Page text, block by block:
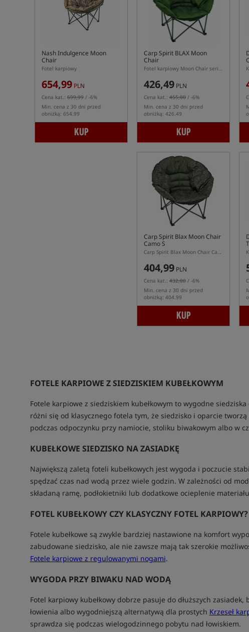
Nash Indulgence Moon
Chair
Fotel karpiowy
654,99 PLN
Cena kat.: 699,99 / -6%
Min. cena z 30 dni przed
obniżką: 654.99
KUP
Carp Spirit BLAX Moon
Chair
Fotel karpiowy Moon Chair serii BLAX
426,49 PLN
Cena kat.: 455,00 / -6%
Min. cena z 30 dni przed
obniżką: 426.49
KUP
Carp Spirit Blax Moon Chair
Camo S
Carp Spirit Blax Moon Chair Camo S – składany fotel karpiowy z torbą transportową
404,99 PLN
Cena kat.: 432,00 / -6%
Min. cena z 30 dni przed
obniżką: 404.99
KUP
FOTELE KARPIOWE Z SIEDZISKIEM KUBEŁKOWYM
Fotele karpiowe z siedziskiem kubełkowym to wygodne
różni się od klasycznego fotela tym, że siedzisko i oparcie
podczas odpoczynku przy namiocie, stoliku biwakowym albo w
KUBEŁKOWE SIEDZISKO NA ZASIADKĘ
Największą zaletą foteli kubełkowych jest wygoda i poczucie
spędzać czas nad wodą przez wiele godzin. W zależności od
składaną ramę, podłokietniki lub dodatkowe ocieplenie
FOTEL KUBEŁKOWY CZY KLASYCZNY FOTEL KARPIOWY?
Fotele kubełkowe są zwykle bardziej nastawione na komfort
zabudowane siedzisko, ale nie zawsze mają tak szerokie
Fotele karpiowe z regulowanymi nogami.
WYGODA PRZY BIWAKU NAD WODĄ
Fotel karpiowy kubełkowy dobrze pasuje do dłuższych
łowienia albo wygodniejszą alternatywą dla prostych Krzeseł
sprawdza się podczas wielogodzinnego pobytu nad łowiskiem.